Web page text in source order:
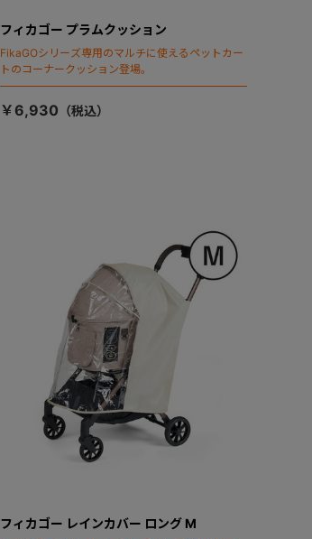
フィカゴー プラムクッション
FikaGOシリーズ専用のマルチに使えるペットカー
トのコーナークッション登場。
￥6,930
フィカゴー レインカバー ロング M